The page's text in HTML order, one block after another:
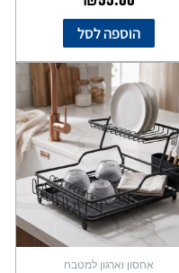
הוספה לסל
אחסון וארגון למטבח